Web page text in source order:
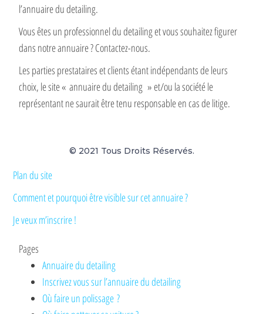
l’annuaire du detailing.
Vous êtes un professionnel du detailing et vous souhaitez figurer
dans notre annuaire ? Contactez-nous.
Les parties prestataires et clients étant indépendants de leurs
choix, le site « annuaire du detailing » et/ou la société le
représentant ne saurait être tenu responsable en cas de litige.
© 2021 Tous Droits Réservés.
Plan du site
Comment et pourquoi être visible sur cet annuaire ?
Je veux m’inscrire !
Pages
Annuaire du detailing
Inscrivez vous sur l’annuaire du detailing
Où faire un polissage ?